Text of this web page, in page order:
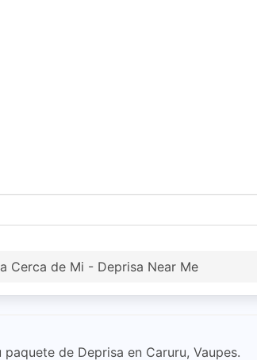
Cerca de Mi - Deprisa Near Me
de Deprisa en Caruru, Vaupes.